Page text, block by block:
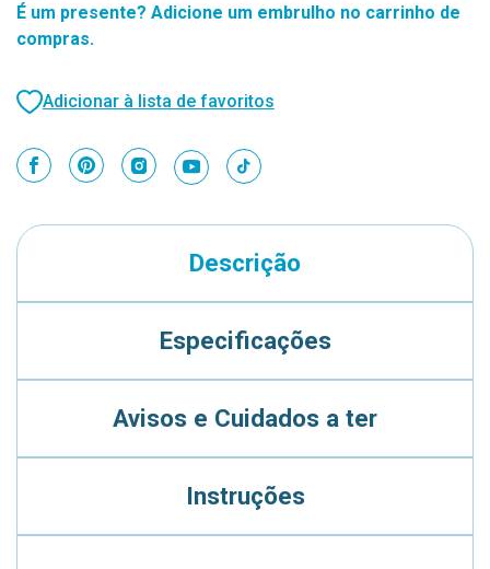
É um presente? Adicione um embrulho no carrinho de
compras.
Adicionar à lista de favoritos
Descrição
Especificações
Avisos e Cuidados a ter
Instruções